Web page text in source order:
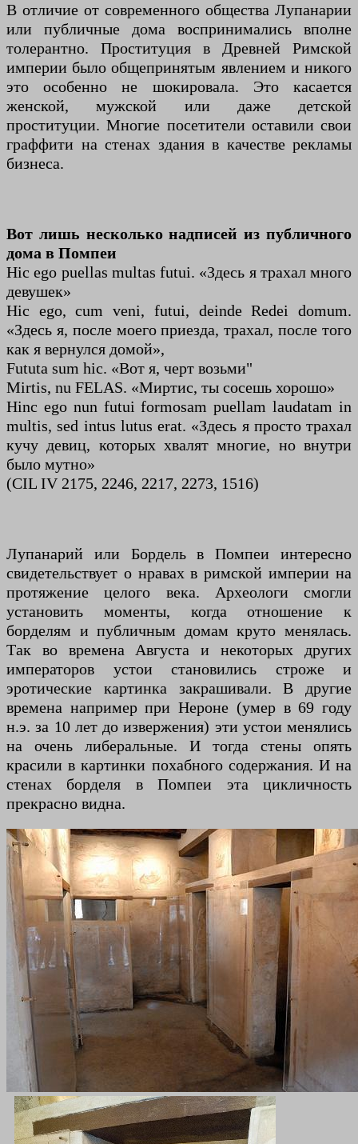
В отличие от современного общества Лупанарии
или публичные дома воспринимались вполне
толерантно. Проституция в Древней Римской
империи было общепринятым явлением и никого
это особенно не шокировала. Это касается
женской, мужской или даже детской
проституции. Многие посетители оставили свои
граффити на стенах здания в качестве рекламы
бизнеса.
Вот лишь несколько надписей из публичного
дома в Помпеи
Hic ego puellas multas futui. «Здесь я трахал много
девушек»
Hic ego, cum veni, futui, deinde Redei domum.
«Здесь я, после моего приезда, трахал, после того
как я вернулся домой»,
Fututa sum hic. «Вот я, черт возьми"
Mirtis, nu FELAS. «Миртис, ты сосешь хорошо»
Hinc ego nun futui formosam puellam laudatam in
multis, sed intus lutus erat. «Здесь я просто трахал
кучу девиц, которых хвалят многие, но внутри
было мутно»
(CIL IV 2175, 2246, 2217, 2273, 1516)
Лупанарий или Бордель в Помпеи интересно
свидетельствует о нравах в римской империи на
протяжение целого века. Археологи смогли
установить моменты, когда отношение к
борделям и публичным домам круто менялась.
Так во времена Августа и некоторых других
императоров устои становились строже и
эротические картинка закрашивали. В другие
времена например при Нероне (умер в 69 году
н.э. за 10 лет до извержения) эти устои менялись
на очень либеральные. И тогда стены опять
красили в картинки похабного содержания. И на
стенах борделя в Помпеи эта цикличность
прекрасно видна.